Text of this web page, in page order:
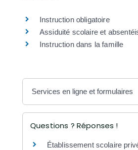
Instruction obligatoire
Assiduité scolaire et
Instruction dans la famille
Services en ligne et formulaires
Questions ? Réponses !
Établissement scolaire